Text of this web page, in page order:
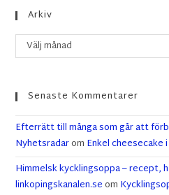
Arkiv
Välj månad
Senaste Kommentarer
Efterrätt till många som går att
Nyhetsradarom Enkel cheesecake
Himmelsk kycklingsoppa – recept,
linkopingskanalen.seom